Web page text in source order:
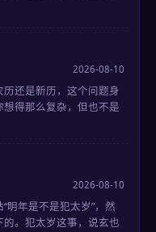
2026-08-10
还是新历，这个问题身
得那么复杂，但也不是
2026-08-10
明年是不是犯太岁”，然
。犯太岁这事，说玄也